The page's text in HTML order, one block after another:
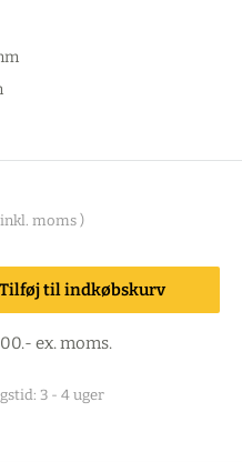
inkl. moms )
Tilføj til indkøbskurv
ex. moms.
3 - 4 uger